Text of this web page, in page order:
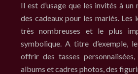
Il est d’usage que les invités à
des cadeaux pour les mariés. Les
très nombreuses et le plus
symbolique. A titre d’exemple,
offrir des tasses personnalisées,
albums et cadres photos, des